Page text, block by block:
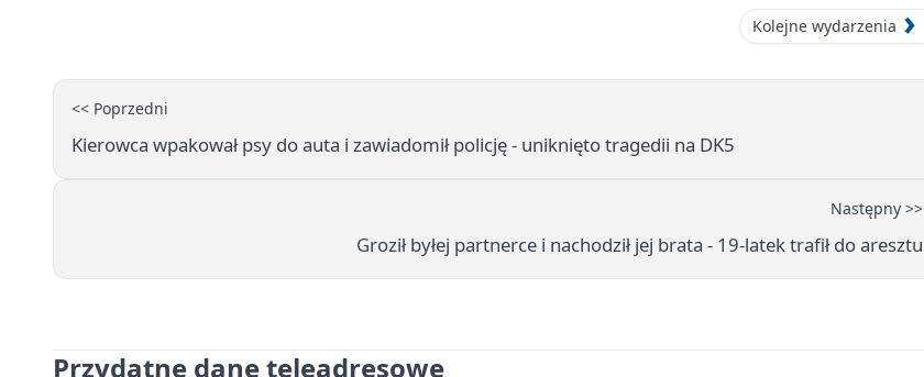
Kolejne wydarzenia
<< Poprzedni
Kierowca wpakował psy do auta i zawiadomił policję - uniknięto tragedii na DK5
Następny >>
Groził byłej partnerce i nachodził jej brata - 19-latek trafił do aresztu
Przydatne dane teleadresowe